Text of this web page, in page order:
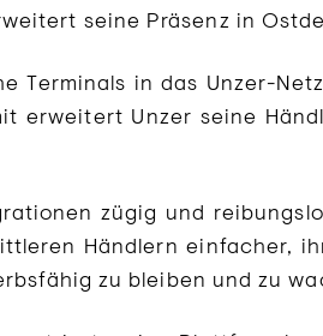
seine Präsenz in
Terminals in das Unzer-
erweitert Unzer seine
zügig und
Händlern einfacher,
zu bleiben und zu